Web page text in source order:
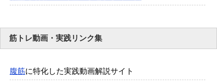
筋トレ動画・実践リンク集
腹筋に特化した実践動画解説サイト